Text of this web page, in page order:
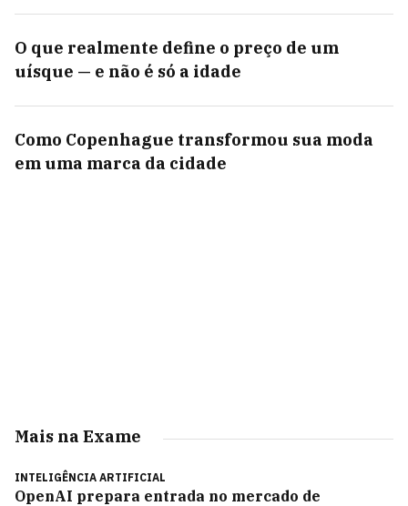
O que realmente define o preço de um
uísque — e não é só a idade
Como Copenhague transformou sua moda
em uma marca da cidade
Mais na Exame
INTELIGÊNCIA ARTIFICIAL
OpenAI prepara entrada no mercado de